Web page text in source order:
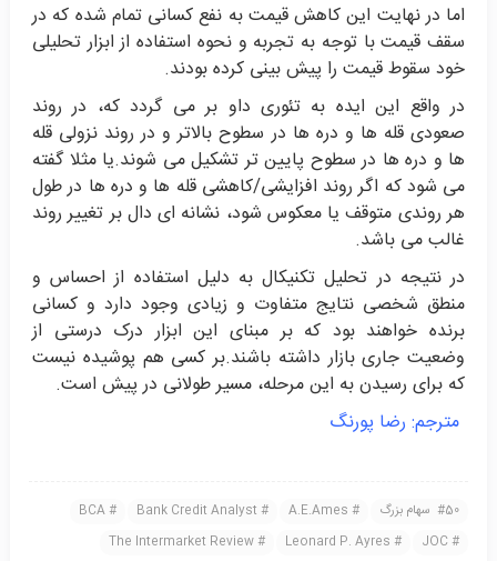
اما در نهایت این کاهش قیمت به نفع کسانی تمام شده که در
سقف قیمت با توجه به تجربه و نحوه استفاده از ابزار تحلیلی
خود سقوط قیمت را پیش بینی کرده بودند.
در واقع این ایده به تئوری داو بر می گردد که، در روند
صعودی قله ها و دره ها در سطوح بالاتر و در روند نزولی قله
ها و دره ها در سطوح پایین تر تشکیل می شوند.یا مثلا گفته
می شود که اگر روند افزایشی/کاهشی قله ها و دره ها در طول
هر روندی متوقف یا معکوس شود، نشانه ای دال بر تغییر روند
غالب می باشد.
در نتیجه در تحلیل تکنیکال به دلیل استفاده از احساس و
منطق شخصی نتایج متفاوت و زیادی وجود دارد و کسانی
برنده خواهند بود که بر مبنای این ابزار درک درستی از
وضعیت جاری بازار داشته باشند.بر کسی هم پوشیده نیست
که برای رسیدن به این مرحله، مسیر طولانی در پیش است.
مترجم: رضا پورنگ
50 سهام بزرگ A.E.Ames
Bank Credit Analyst
BCA
JOC
Leonard P. Ayres
The Intermarket Review